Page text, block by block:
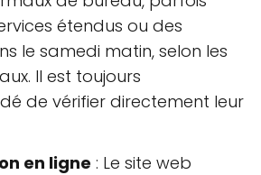
étendus ou des
le samedi matin, selon les
Il est toujours
de vérifier directement leur
en ligne : Le site web